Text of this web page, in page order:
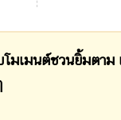
นต์ชวนยิ้มตาม เมื่